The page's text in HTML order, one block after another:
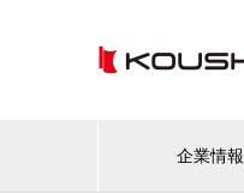
企業情報